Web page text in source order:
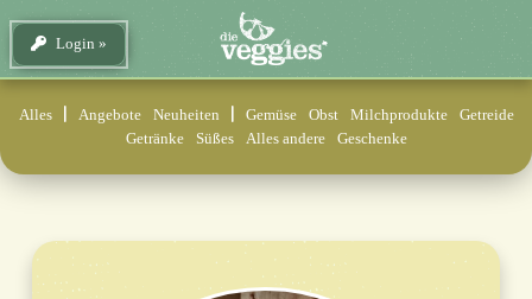
Login
Alles Angebote Neuheiten Gemüse Obst Milchprodukte
Getreide
Getränke
Süßes Alles andere Geschenke